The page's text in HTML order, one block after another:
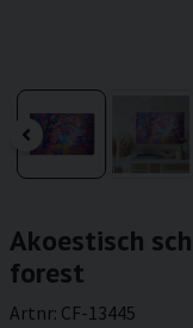
Akoestisch
forest
Artnr: CF-13445